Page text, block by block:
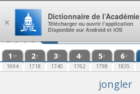
Aller au contenu
1 re
1694
2e
1718
3e
1740
4e
1762
5e
1798
6e
1835
jongler
×
Dictionnaire de l’Académie
Télécharger ou ouvrir l’application
Disponible sur Android et iOS